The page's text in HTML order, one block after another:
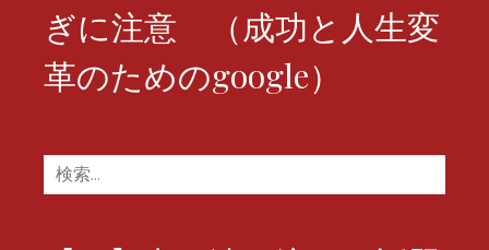
ぎに注意 （成功と人生変
革のためのgoogle）
検
索: